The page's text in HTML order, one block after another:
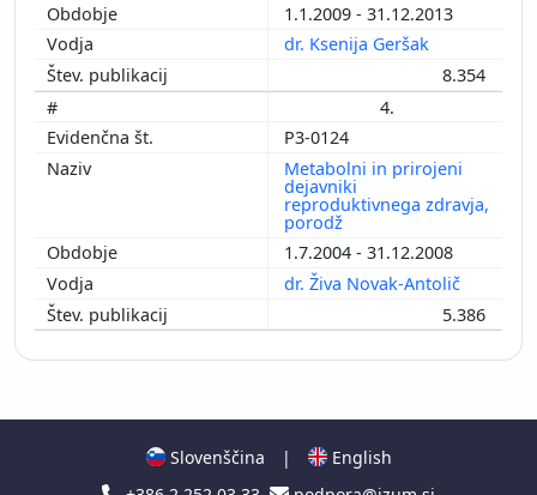
1.1.2009 - 31.12.2013
dr. Ksenija Geršak
8.354
4.
P3-0124
Metabolni in prirojeni
dejavniki
reproduktivnega zdravja,
porodž
1.7.2004 - 31.12.2008
dr. Živa Novak-Antolič
5.386
Slovenščina |
English